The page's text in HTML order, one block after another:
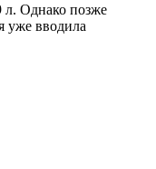
л. Однако позже
уже вводила